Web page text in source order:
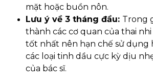
mặt hoặc buồn nôn.
Lưu ý về 3 tháng đầu: Trong
thành các cơ quan của thai
tốt nhất nên hạn chế sử dụng
các loại tinh dầu cực kỳ dịu
của bác sĩ.